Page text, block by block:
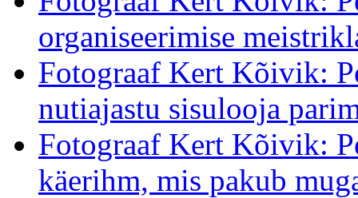
organiseerimise
Fotograaf Kert Kõivik:
nutiajastu sisulooja
Fotograaf Kert Kõivik:
käerihm, mis pakub